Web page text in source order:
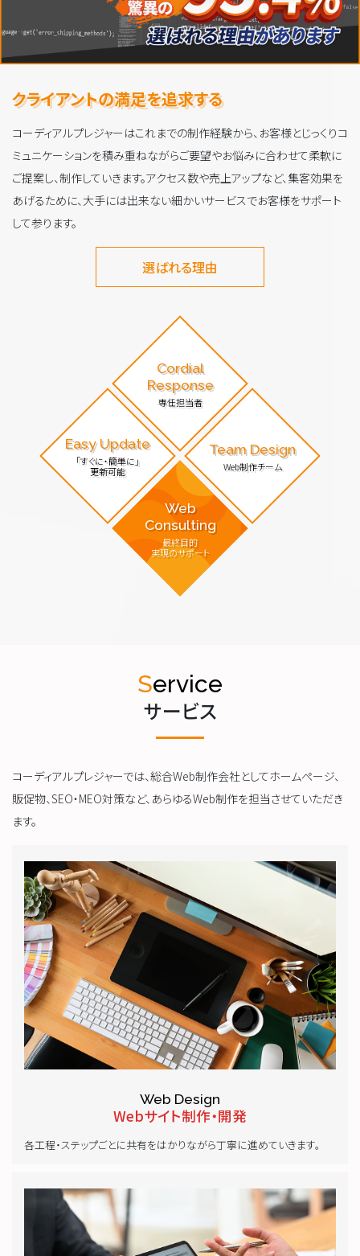
クライアントの満足を追求する
コーディアルプレジャーはこれまでの制作経験から、お客様とじっくりコ
ミュニケーションを積み重ねながらご要望やお悩みに合わせて柔軟に
ご提案し、制作していきます。アクセス数や売上アップなど、集客効果を
あげるために、大手には出来ない細かいサービスでお客様をサポート
して参ります。
選ばれる理由
Cordial
Response
専任担当者
Team Design
Web制作チーム
Web
Consulting
最終目的
実現のサポート
Easy Update
「すぐに・簡単に」
更新可能
Service
サービス
コーディアルプレジャーでは、総合Web制作会社としてホームぺージ、
販促物、SEO・MEO対策など、あらゆるWeb制作を担当させていただき
ます。
Web Design
Webサイト制作・開発
各工程・ステップごとに共有をはかりながら丁寧に進めていきます。